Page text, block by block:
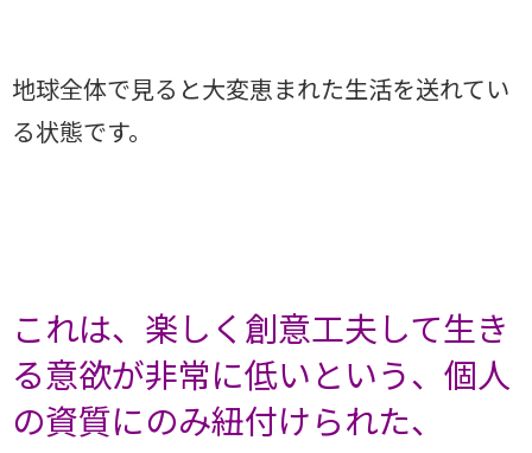
地球全体で見ると大変恵まれた生活を送れてい
る状態です。
これは、楽しく創意工夫して生き
る意欲が非常に低いという、個人
の資質にのみ紐付けられた、